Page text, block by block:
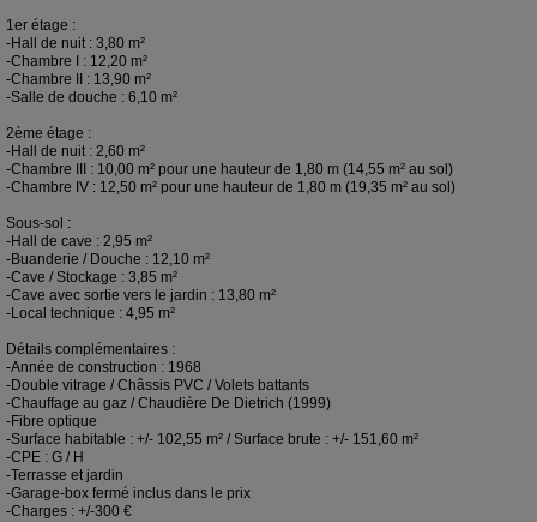
1er étage :
-Hall de nuit : 3,80 m²
-Chambre I : 12,20 m²
-Chambre II : 13,90 m²
-Salle de douche : 6,10 m²
2ème étage :
-Hall de nuit : 2,60 m²
-Chambre III : 10,00 m² pour une hauteur de 1,80 m (14,55 m² au sol)
-Chambre IV : 12,50 m² pour une hauteur de 1,80 m (19,35 m² au sol)
Sous-sol :
-Hall de cave : 2,95 m²
-Buanderie / Douche : 12,10 m²
-Cave / Stockage : 3,85 m²
-Cave avec sortie vers le jardin : 13,80 m²
-Local technique : 4,95 m²
Détails complémentaires :
-Année de construction : 1968
-Double vitrage / Châssis PVC / Volets battants
-Chauffage au gaz / Chaudière De Dietrich (1999)
-Fibre optique
-Surface habitable : +/- 102,55 m² / Surface brute : +/- 151,60 m²
-CPE : G / H
-Terrasse et jardin
-Garage-box fermé inclus dans le prix
-Charges : +/-300 €